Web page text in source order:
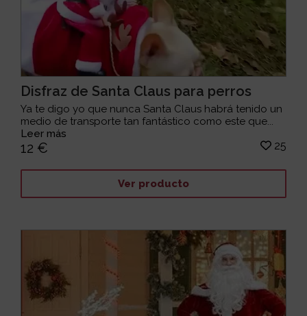
Disfraz de Santa Claus para perros
Ya te digo yo que nunca Santa Claus habrá tenido un
medio de transporte tan fantástico como este que...
Leer más
12 € 25
Ver producto